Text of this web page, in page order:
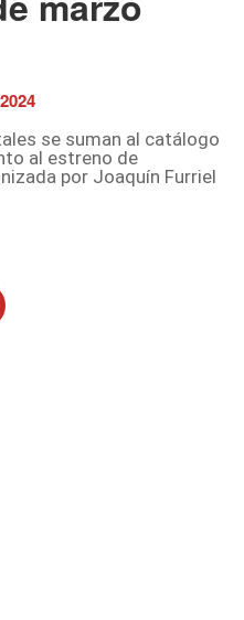
se suman al catálogo
al estreno de
por Joaquín Furriel